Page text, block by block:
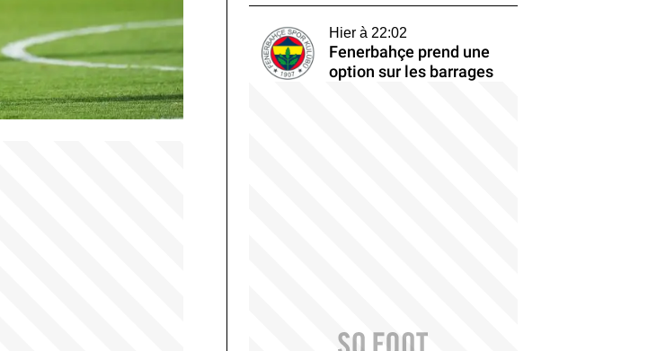
Hier à 22:02
Fenerbahçe prend une
option sur les barrages